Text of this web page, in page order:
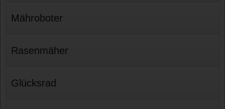
Mähroboter
Rasenmäher
Glücksrad